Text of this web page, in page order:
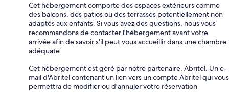
Cet hébergement comporte des espaces extérieurs comme
des balcons, des patios ou des terrasses potentiellement non
adaptés aux enfants. Si vous avez des questions, nous vous
recommandons de contacter l'hébergement avant votre
arrivée afin de savoir s'il peut vous accueillir dans une chambre
adéquate.
Cet hébergement est géré par notre partenaire, Abritel. Un e-
mail d'Abritel contenant un lien vers un compte Abritel qui vous
permettra de modifier ou d'annuler votre réservation